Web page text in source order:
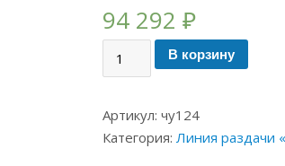
94 292 ₽
В корзину
Артикул: чу124
Категория: Линия раздачи